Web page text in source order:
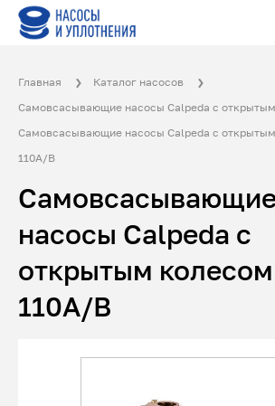
Главная
Каталог насосов
Самовсасывающие насосы Calpeda с
Самовсасывающие насосы Calpeda с
110A/B
насосы Calpeda с
открытым
110A/B